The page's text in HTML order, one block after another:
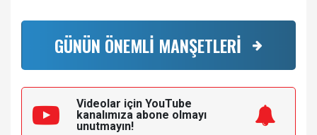
GÜNÜN ÖNEMLİ MANŞETLERİ
Videolar için YouTube
kanalımıza abone olmayı
unutmayın!